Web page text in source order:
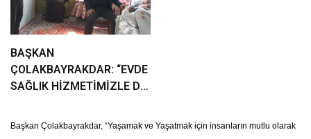
BAŞKAN
ÇOLAKBAYRAKDAR: “EVDE
SAĞLIK HİZMETİMİZLE DE
DOKUNUYORUZ”
Başkan Çolakbayrakdar, “Yaşamak ve Yaşatmak için insanların mutlu olarak